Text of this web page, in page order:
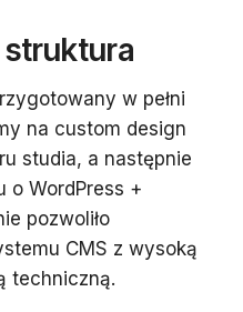
struktura
w pełni
na custom design
studia, a następnie
o WordPress +
pozwoliło
CMS z wysoką
techniczną.